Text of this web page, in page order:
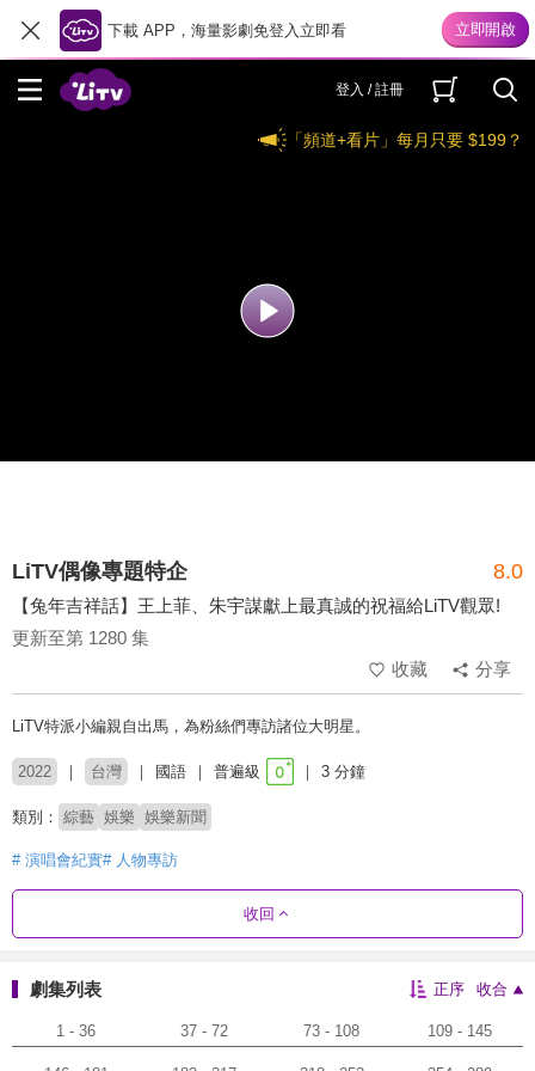
下載 APP，海量影劇免登入立即看
登入 / 註冊
「頻道+看片」每月只要 $199？
LiTV偶像專題特企 8.0
【兔年吉祥話】王上菲、朱宇謀獻上最真誠的祝福給LiTV觀眾!
更新至第 1280 集
收藏
分享
LiTV特派小編親自出馬，為粉絲們專訪諸位大明星。
2022 台灣 國語 普遍級 3 分鐘
類別： 綜藝 娛樂 娛樂新聞
# 演唱會紀實# 人物專訪
收回
劇集列表 正序 收合
1 - 36 37 - 72 73 - 108 109 - 145